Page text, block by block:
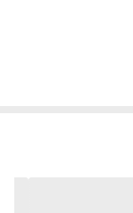
برای کودکان